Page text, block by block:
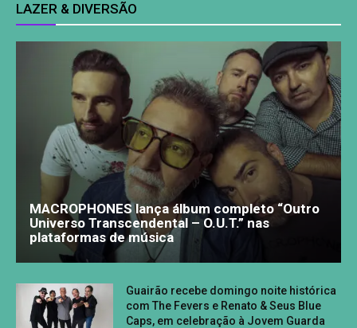
LAZER & DIVERSÃO
MACROPHONES lança álbum completo “Outro
Universo Transcendental – O.U.T.” nas
plataformas de música
Guairão recebe domingo noite histórica
com The Fevers e Renato & Seus Blue
Caps, em celebração à Jovem Guarda